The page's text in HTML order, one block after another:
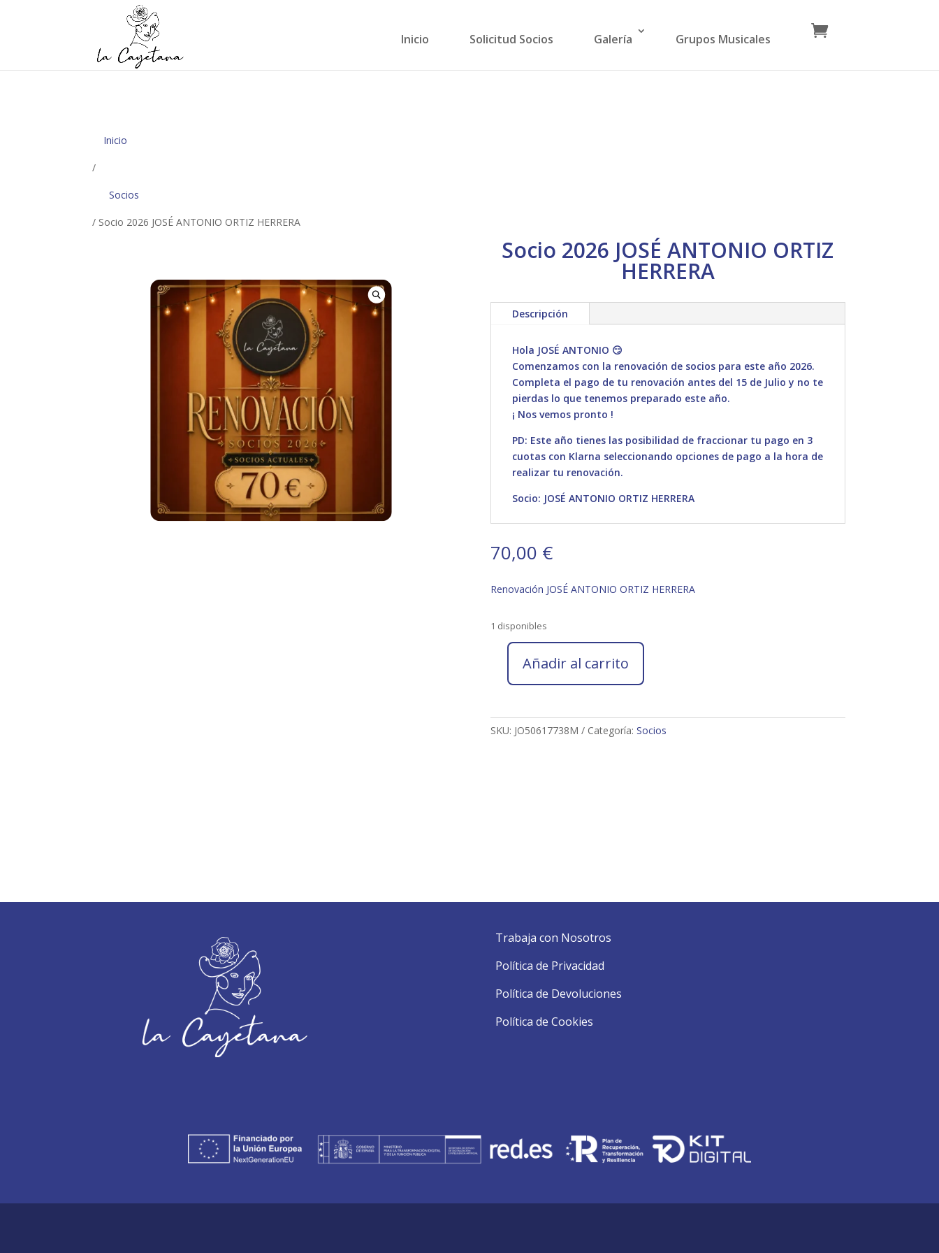
Inicio Solicitud Socios Galería Grupos Musicales
Inicio
/
Socios
/ Socio 2026 JOSÉ ANTONIO ORTIZ HERRERA
Socio 2026 JOSÉ ANTONIO ORTIZ
HERRERA
Descripción
Hola JOSÉ ANTONIO 😏
Comenzamos con la renovación de socios para este año 2026.
Completa el pago de tu renovación antes del 15 de Julio y no te
pierdas lo que tenemos preparado este año.
¡ Nos vemos pronto !
PD: Este año tienes las posibilidad de fraccionar tu pago en 3
cuotas con Klarna seleccionando opciones de pago a la hora de
realizar tu renovación.
Socio: JOSÉ ANTONIO ORTIZ HERRERA
70,00 €
Renovación JOSÉ ANTONIO ORTIZ HERRERA
1 disponibles
2026
ANTONIO
ORTIZ
Añadir al carrito
SKU: JO50617738M Categoría: Socios
Trabaja con Nosotros
Política de Privacidad
Política de Devoluciones
Política de Cookies